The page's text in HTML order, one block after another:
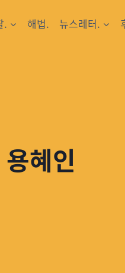
. 해법. 뉴스레터.
혜인